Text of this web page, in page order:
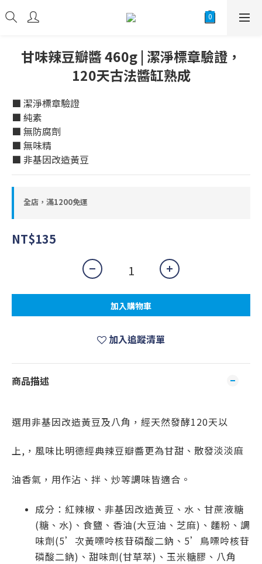
甘味辣豆瓣醬 460g | 潔淨標章驗證，
120天古法醬缸熟成
■ 潔淨標章驗證
■ 純素
■ 無防腐劑
■ 無味精
■ 非基因改造黃豆
全店，滿1200免運
NT$135
加入購物車
加入追蹤清單
商品描述
選用非基因改造黃豆及八角，經天然發酵120天以
上,，風味比明德經典辣豆瓣醬更為甘甜、散發淡淡麻
油香氣，用作沾、拌、炒等調味皆適合。
成分：紅辣椒、非基因改造黃豆、水、甘蔗液糖
(糖、水)、食鹽、香油(大豆油、芝麻)、麵粉、調
味劑(5’次黃嘌呤核苷磷酸二鈉、5’鳥嘌呤核苷
磷酸二鈉)、甜味劑(甘草萃)、玉米糖膠、八角